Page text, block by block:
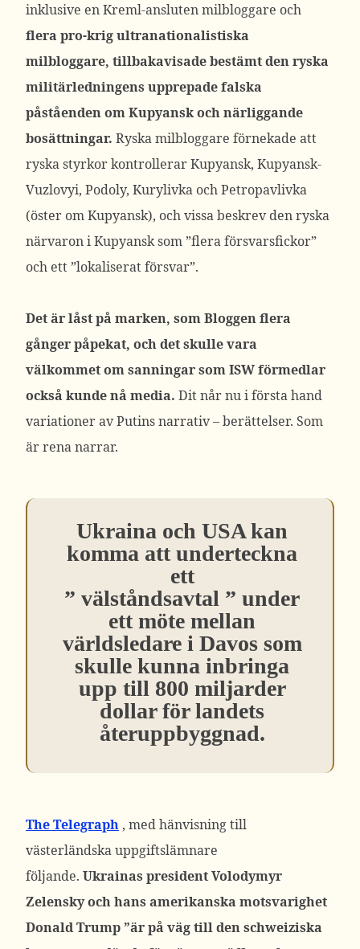
inklusive en Kreml-ansluten milbloggare och
flera pro-krig ultranationalistiska
milbloggare, tillbakavisade bestämt den ryska
militärledningens upprepade falska
påståenden om Kupyansk och närliggande
bosättningar. Ryska milbloggare förnekade att
ryska styrkor kontrollerar Kupyansk, Kupyansk-
Vuzlovyi, Podoly, Kurylivka och Petropavlivka
(öster om Kupyansk), och vissa beskrev den ryska
närvaron i Kupyansk som ”flera försvarsfickor”
och ett ”lokaliserat försvar”.
Det är låst på marken, som Bloggen flera
gånger påpekat, och det skulle vara
välkommet om sanningar som ISW förmedlar
också kunde nå media. Dit når nu i första hand
variationer av Putins narrativ – berättelser. Som
är rena narrar.
Ukraina och USA kan
komma att underteckna
ett
” välståndsavtal ” under
ett möte mellan
världsledare i Davos som
skulle kunna inbringa
upp till 800 miljarder
dollar för landets
återuppbyggnad.
The Telegraph , med hänvisning till
västerländska uppgiftslämnare
följande. Ukrainas president Volodymyr
Zelensky och hans amerikanska motsvarighet
Donald Trump”är på väg till den schweiziska